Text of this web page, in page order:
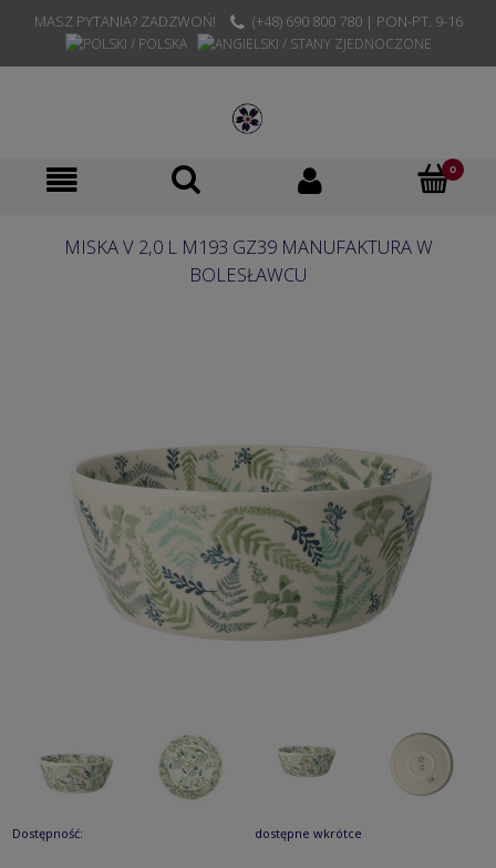
MASZ PYTANIA? ZADZWOŃ! (+48) 690 800 780 | PON-PT. 9-16
MISKA V 2,0 L M193 GZ39 MANUFAKTURA W
BOLESŁAWCU
Dostępność: dostępne wkrótce